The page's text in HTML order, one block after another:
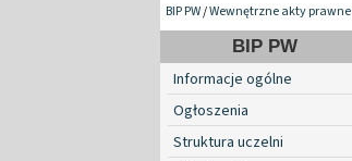
BIP PW/Wewnętrzne akty prawne
BIP PW
Informacje ogólne
Ogłoszenia
Struktura uczelni